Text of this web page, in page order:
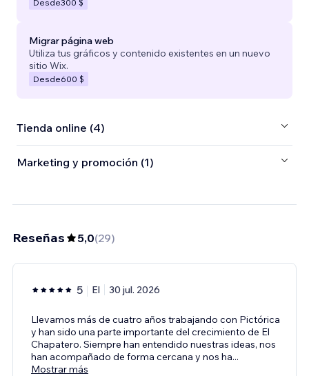
Desde300 $
Migrar página web
Utiliza tus gráficos y contenido existentes en un nuevo
sitio Wix.
Desde600 $
Tienda online (4)
Marketing y promoción (1)
Reseñas 5,0(29)
5 El 30 jul. 2026
Llevamos más de cuatro años trabajando con Pictórica
y han sido una parte importante del crecimiento de El
Chapatero. Siempre han entendido nuestras ideas, nos
han acompañado de forma cercana y nos ha...
Mostrar más